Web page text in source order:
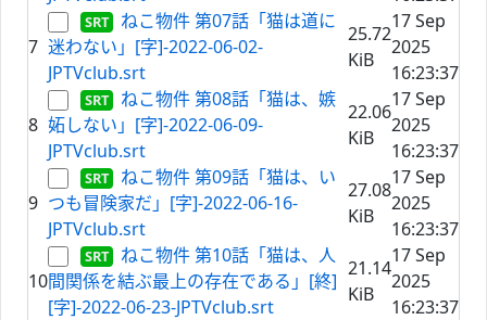
7
ねこ物件 第07話「猫は道に
迷わない」[字]-2022-06-02-
JPTVclub.srt
25.72
KiB
17 Sep
2025
16:23:37
8
ねこ物件 第08話「猫は、嫉
妬しない」[字]-2022-06-09-
JPTVclub.srt
22.06
KiB
17 Sep
2025
16:23:37
9
ねこ物件 第09話「猫は、い
つも冒険家だ」[字]-2022-06-16-
JPTVclub.srt
27.08
KiB
17 Sep
2025
16:23:37
10
ねこ物件 第10話「猫は、人
間関係を結ぶ最上の存在である」[終]
[字]-2022-06-23-JPTVclub.srt
21.14
KiB
17 Sep
2025
16:23:37